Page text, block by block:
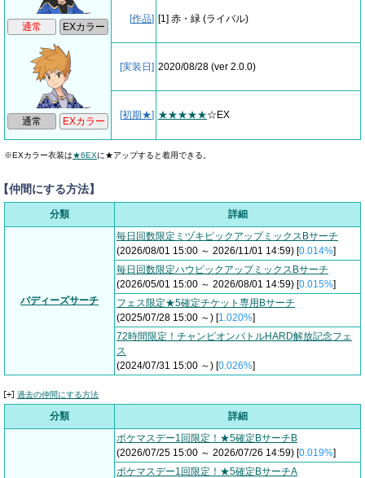
[作品] [1] 赤・緑 (ライバル)
[実装日] 2020/08/28 (ver 2.0.0)
[初期★] ★★★★★☆EX
※EXカラー衣装は★6EXに★アップすると着用できる。
仲間にする方法】
分類 詳細
バディーズサーチ
毎日回数限定ミヅキピックアップミックスBサーチ
(2026/08/01 15:00 ～ 2026/11/01 14:59) [0.014%]
毎日回数限定ハウピックアップミックスBサーチ
(2026/05/01 15:00 ～ 2026/08/01 14:59) [0.015%]
フェス限定★5確定チケット専用Bサーチ
(2025/07/28 15:00 ～) [1.020%]
72時間限定！チャンピオンバトルHARD解放記念フェ
ス
(2024/07/31 15:00 ～) [0.026%]
過去の仲間にする方法
分類
詳細
ポケマスデー1回限定！★5確定BサーチB
(2026/07/25 15:00 ～ 2026/07/26 14:59) [0.019%]
ポケマスデー1回限定！★5確定BサーチA